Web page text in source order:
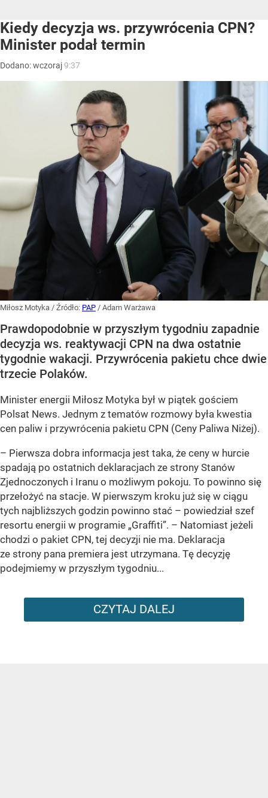
Kiedy decyzja ws. przywrócenia CPN?
Minister podał termin
Dodano:wczoraj9:37
Miłosz Motyka / Źródło: PAP / Adam Warżawa
Prawdopodobnie w przyszłym tygodniu zapadnie
decyzja ws. reaktywacji CPN na dwa ostatnie
tygodnie wakacji. Przywrócenia pakietu chce dwie
trzecie Polaków.
Minister energii Miłosz Motyka był w piątek gościem
Polsat News. Jednym z tematów rozmowy była kwestia
cen paliw i przywrócenia pakietu CPN (Ceny Paliwa Niżej).
– Pierwsza dobra informacja jest taka, że ceny w hurcie
spadają po ostatnich deklaracjach ze strony Stanów
Zjednoczonych i Iranu o możliwym pokoju. To powinno się
przełożyć na stacje. W pierwszym kroku już się w ciągu
tych najbliższych godzin powinno stać – powiedział szef
resortu energii w programie „Graffiti”. – Natomiast jeżeli
chodzi o pakiet CPN, tej decyzji nie ma. Deklaracja
ze strony pana premiera jest utrzymana. Tę decyzję
podejmiemy w przyszłym tygodniu...
CZYTAJ DALEJ